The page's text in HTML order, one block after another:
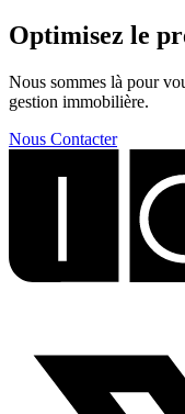
Optimisez le
Nous sommes là pour
gestion immobilière.
Nous Contacter